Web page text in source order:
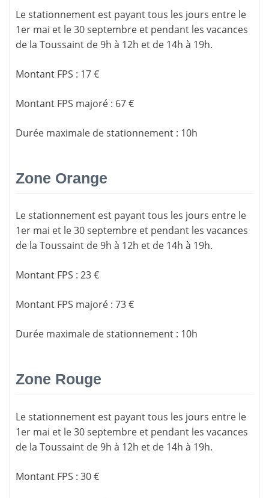
Le stationnement est payant tous les jours entre le
1er mai et le 30 septembre et pendant les vacances
de la Toussaint de 9h à 12h et de 14h à 19h.
Montant FPS : 17 €
Montant FPS majoré : 67 €
Durée maximale de stationnement : 10h
Zone Orange
Le stationnement est payant tous les jours entre le
1er mai et le 30 septembre et pendant les vacances
de la Toussaint de 9h à 12h et de 14h à 19h.
Montant FPS : 23 €
Montant FPS majoré : 73 €
Durée maximale de stationnement : 10h
Zone Rouge
Le stationnement est payant tous les jours entre le
1er mai et le 30 septembre et pendant les vacances
de la Toussaint de 9h à 12h et de 14h à 19h.
Montant FPS : 30 €